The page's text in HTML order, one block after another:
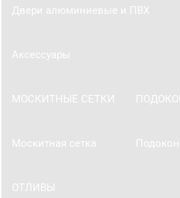
Двери алюминиевые и ПВХ
Аксессуары
МОСКИТНЫЕ СЕТКИ
Москитная сетка
ОТЛИВЫ